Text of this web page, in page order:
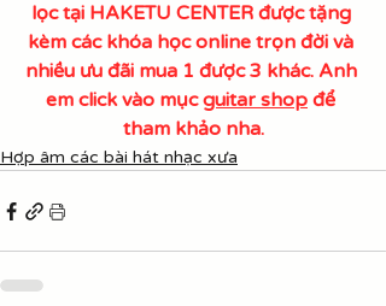
lọc tại HAKETU CENTER được tặng
kèm các khóa học online trọn đời và
nhiều ưu đãi mua 1 được 3 khác. Anh
em click vào mục guitar shop để
tham khảo nha.
Hợp âm các bài hát nhạc xưa